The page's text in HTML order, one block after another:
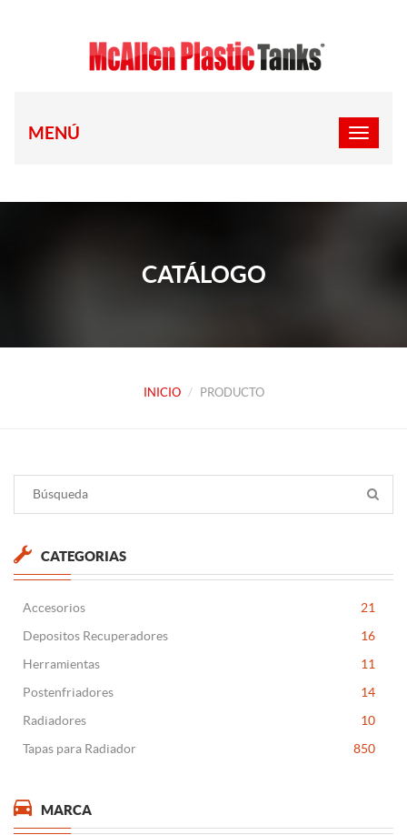
MENÚ
CATÁLOGO
INICIO PRODUCTO
CATEGORIAS
Accesorios
21
Depositos Recuperadores
16
Herramientas
11
Postenfriadores
14
Radiadores
10
Tapas para Radiador
850
MARCA